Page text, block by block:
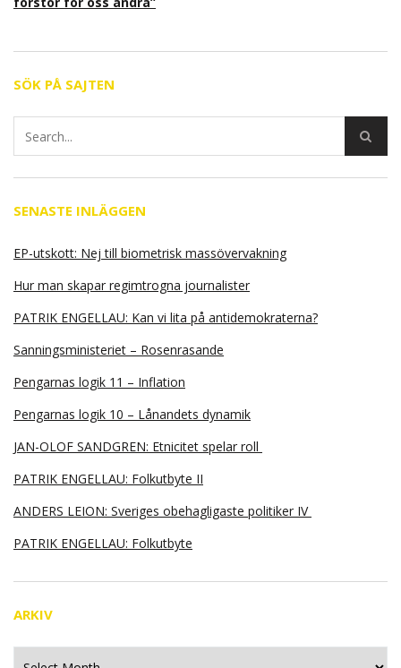
SÖK PÅ SAJTEN
SENASTE INLÄGGEN
EP-utskott: Nej till biometrisk massövervakning
Hur man skapar regimtrogna journalister
PATRIK ENGELLAU: Kan vi lita på antidemokraterna?
Sanningsministeriet – Rosenrasande
Pengarnas logik 11 – Inflation
Pengarnas logik 10 – Lånandets dynamik
JAN-OLOF SANDGREN: Etnicitet spelar roll
PATRIK ENGELLAU: Folkutbyte II
ANDERS LEION: Sveriges obehagligaste politiker IV
PATRIK ENGELLAU: Folkutbyte
ARKIV